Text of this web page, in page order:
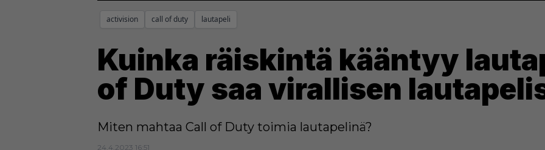
activision call of duty lautapeli
Kuinka räiskintä kääntyy
of Duty saa virallisen
Miten mahtaa Call of Duty toimia lautapelinä?
24.4.2023 16:51